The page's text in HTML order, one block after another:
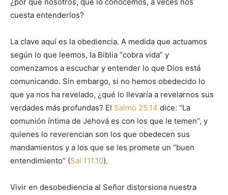
cuesta entenderlos?
La clave aquí es la obediencia. A medida que actuamos
según lo que leemos, la Biblia “cobra vida” y
comenzamos a escuchar y entender lo que Dios está
comunicando. Sin embargo, si no hemos obedecido lo
que ya nos ha revelado, ¿qué lo llevaría a revelarnos sus
verdades más profundas? El Salmo 25.14 dice: “La
comunión íntima de Jehová es con los que le temen”, y
quienes lo reverencian son los que obedecen sus
mandamientos y a los que se les promete un “buen
entendimiento” (Sal 111.10).
Vivir en desobediencia al Señor distorsiona nuestra